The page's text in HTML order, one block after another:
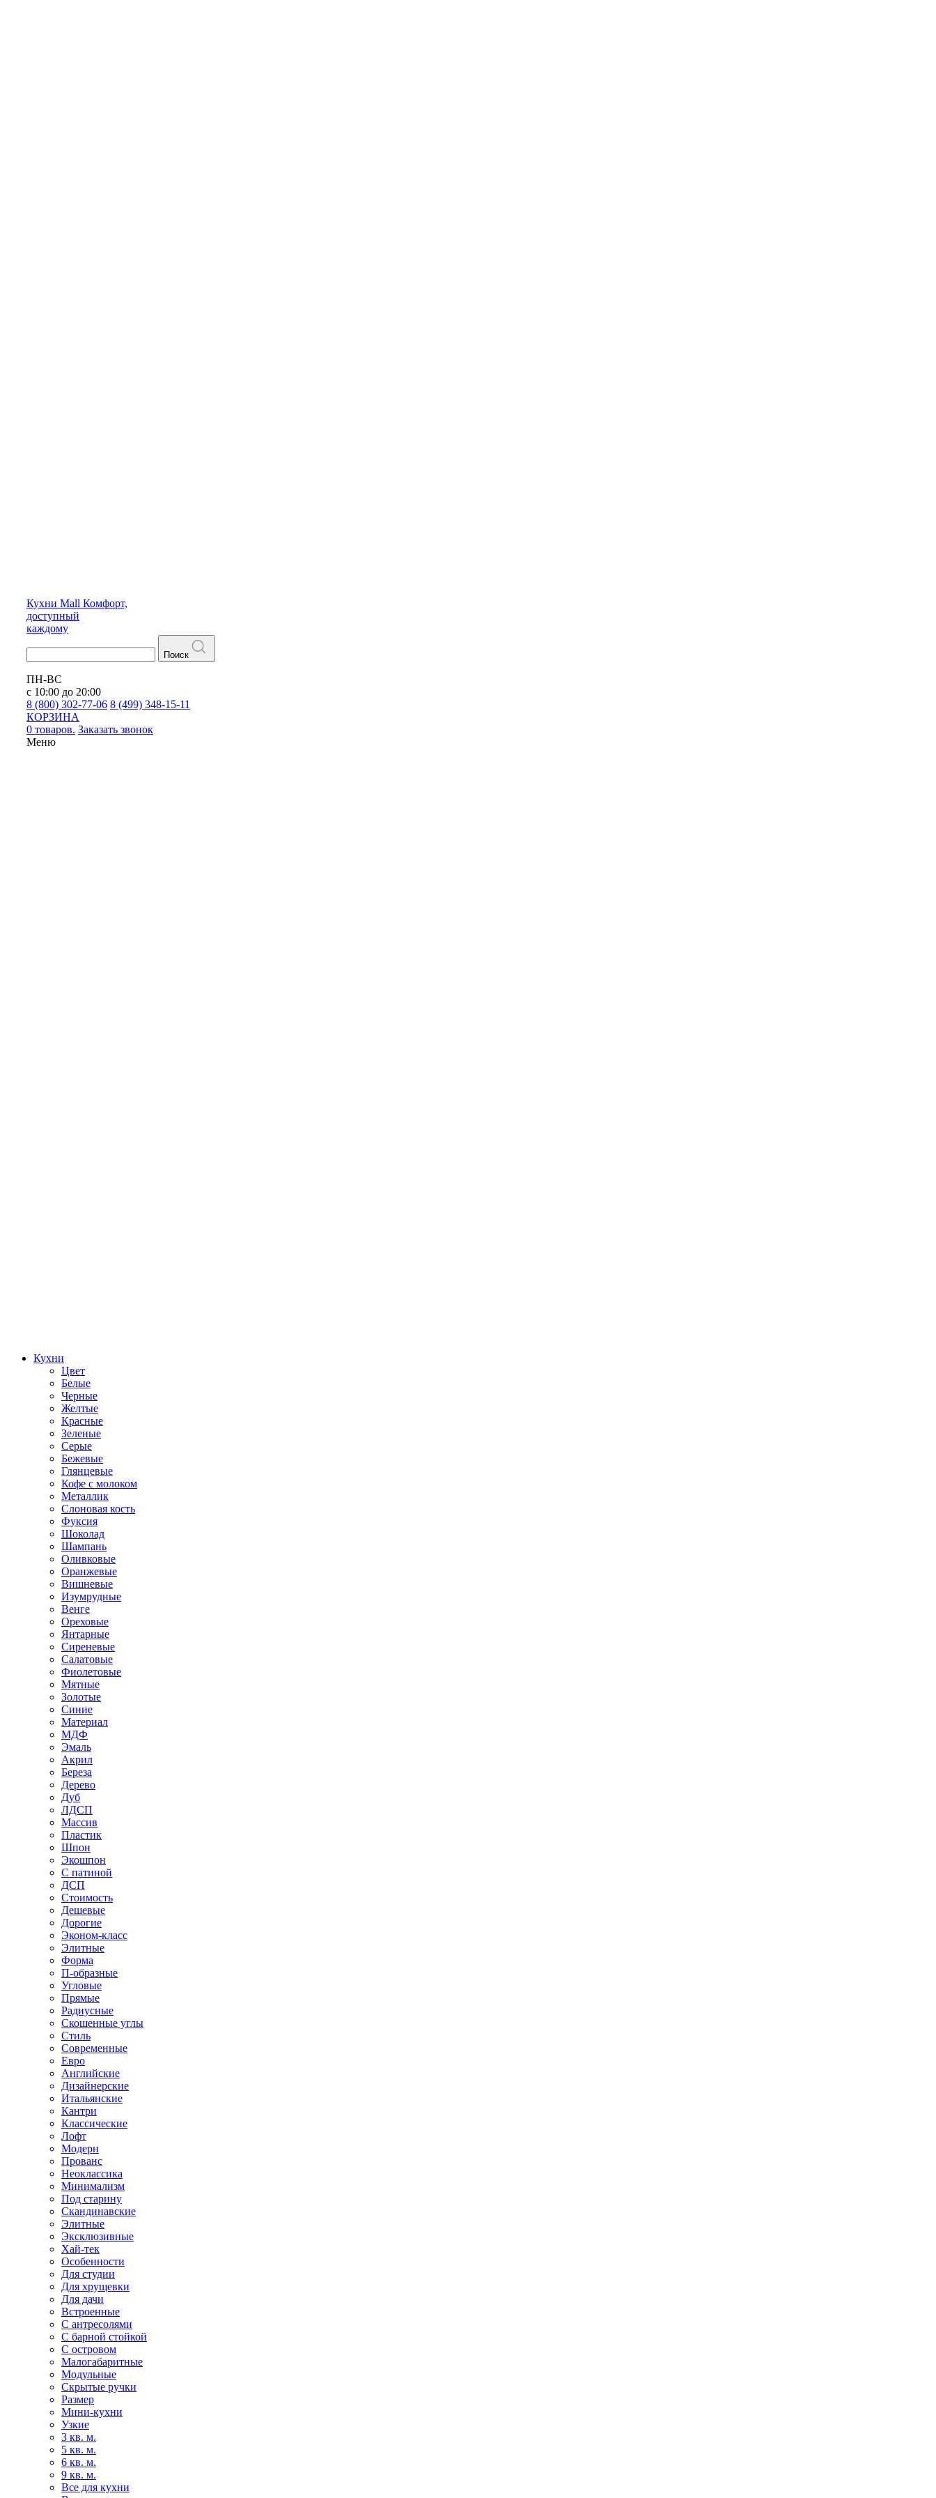
Кухни Mall Комфорт,
доступный
каждому
Поиск
ПН-ВС
с 10:00 до 20:00
8 (800) 302-77-06 8 (499) 348-15-11
КОРЗИНА
0 товаров. Заказать звонок
Меню
Кухни
Цвет
Белые
Черные
Желтые
Красные
Зеленые
Серые
Бежевые
Глянцевые
Кофе с молоком
Металлик
Слоновая кость
Фуксия
Шоколад
Шампань
Оливковые
Оранжевые
Вишневые
Изумрудные
Венге
Ореховые
Янтарные
Сиреневые
Салатовые
Фиолетовые
Мятные
Золотые
Синие
Материал
МДФ
Эмаль
Акрил
Береза
Дерево
Дуб
ЛДСП
Массив
Пластик
Шпон
Экошпон
С патиной
ДСП
Стоимость
Дешевые
Дорогие
Эконом-класс
Элитные
Форма
П-образные
Угловые
Прямые
Радиусные
Скошенные углы
Стиль
Современные
Евро
Английские
Дизайнерские
Итальянские
Кантри
Классические
Лофт
Модерн
Прованс
Неоклассика
Минимализм
Под старину
Скандинавские
Элитные
Эксклюзивные
Хай-тек
Особенности
Для студии
Для хрущевки
Для дачи
Встроенные
С антресолями
С барной стойкой
С островом
Малогабаритные
Модульные
Скрытые ручки
Размер
Мини-кухни
Узкие
3 кв. м.
5 кв. м.
6 кв. м.
9 кв. м.
Все для кухни